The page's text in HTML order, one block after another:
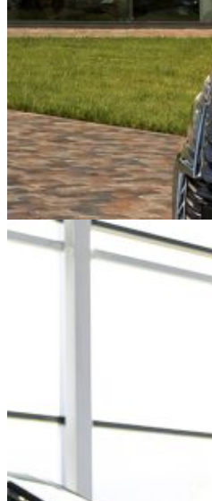
Dongfeng BMG M5
производства
новой программе с